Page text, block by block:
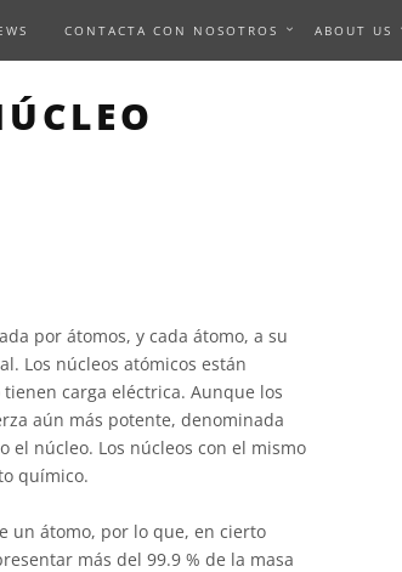
CONTACTA CON NOSOTROS ABOUT US
por átomos, y cada átomo, a su
Los núcleos atómicos están
carga eléctrica. Aunque los
aún más potente, denominada
núcleo. Los núcleos con el mismo
químico.
un átomo, por lo que, en cierto
más del 99.9 % de la masa